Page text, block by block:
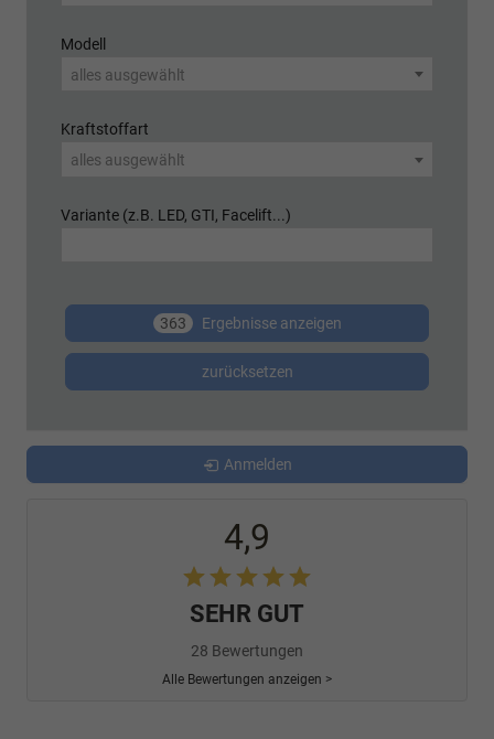
Modell
alles ausgewählt
Kraftstoffart
alles ausgewählt
Variante (z.B. LED, GTI, Facelift...)
363 Ergebnisse anzeigen
zurücksetzen
Anmelden
4,9
SEHR GUT
28 Bewertungen
Alle Bewertungen anzeigen >